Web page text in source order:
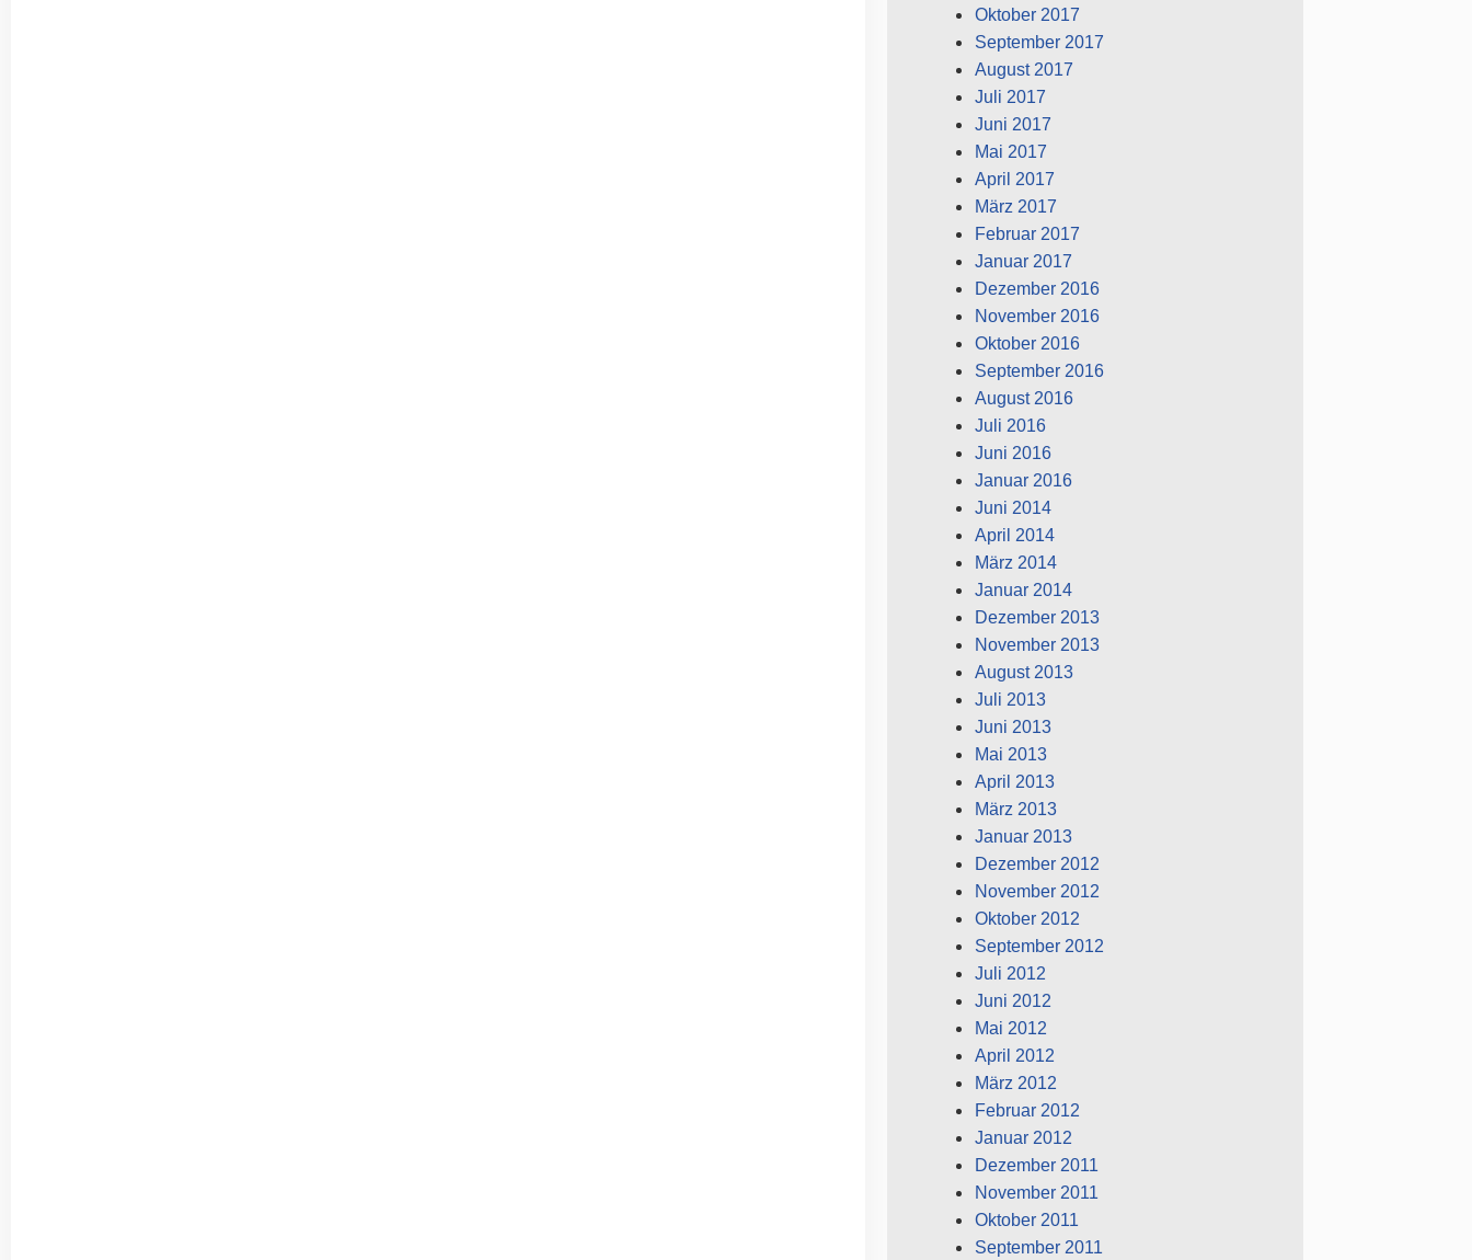
Oktober 2017
September 2017
August 2017
Juli 2017
Juni 2017
Mai 2017
April 2017
März 2017
Februar 2017
Januar 2017
Dezember 2016
November 2016
Oktober 2016
September 2016
August 2016
Juli 2016
Juni 2016
Januar 2016
Juni 2014
April 2014
März 2014
Januar 2014
Dezember 2013
November 2013
August 2013
Juli 2013
Juni 2013
Mai 2013
April 2013
März 2013
Januar 2013
Dezember 2012
November 2012
Oktober 2012
September 2012
Juli 2012
Juni 2012
Mai 2012
April 2012
März 2012
Februar 2012
Januar 2012
Dezember 2011
November 2011
Oktober 2011
September 2011